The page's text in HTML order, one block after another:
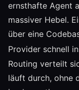
ernsthafte Agent
massiver Hebel.
über eine
Provider schnell
Routing verteilt
läuft durch, ohne